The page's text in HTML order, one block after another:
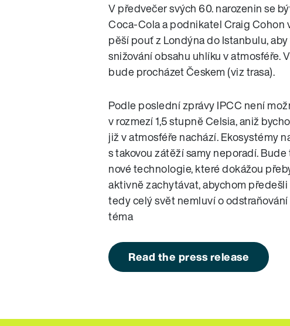
V předvečer svých 60. narozenin se
Coca-Cola a podnikatel Craig Cohon
pěší pouť z Londýna do Istanbulu,
snižování obsahu uhlíku v atmosféře.
bude procházet Českem (viz trasa).
Podle poslední zprávy IPCC není
v rozmezí 1,5 stupně Celsia, aniž
již v atmosféře nachází. Ekosystémy
s takovou zátěží samy neporadí.
nové technologie, které dokážou
aktivně zachytávat, abychom
tedy celý svět nemluví o
téma
Read the press release